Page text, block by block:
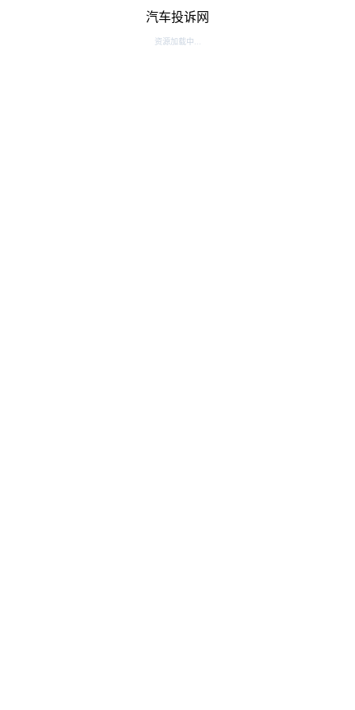
汽车投诉网
资源加载中...